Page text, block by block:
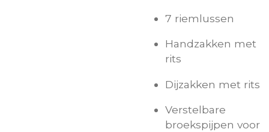
7 riemlussen
Handzakken met
rits
Dijzakken met rits
Verstelbare
broekspijpen voor